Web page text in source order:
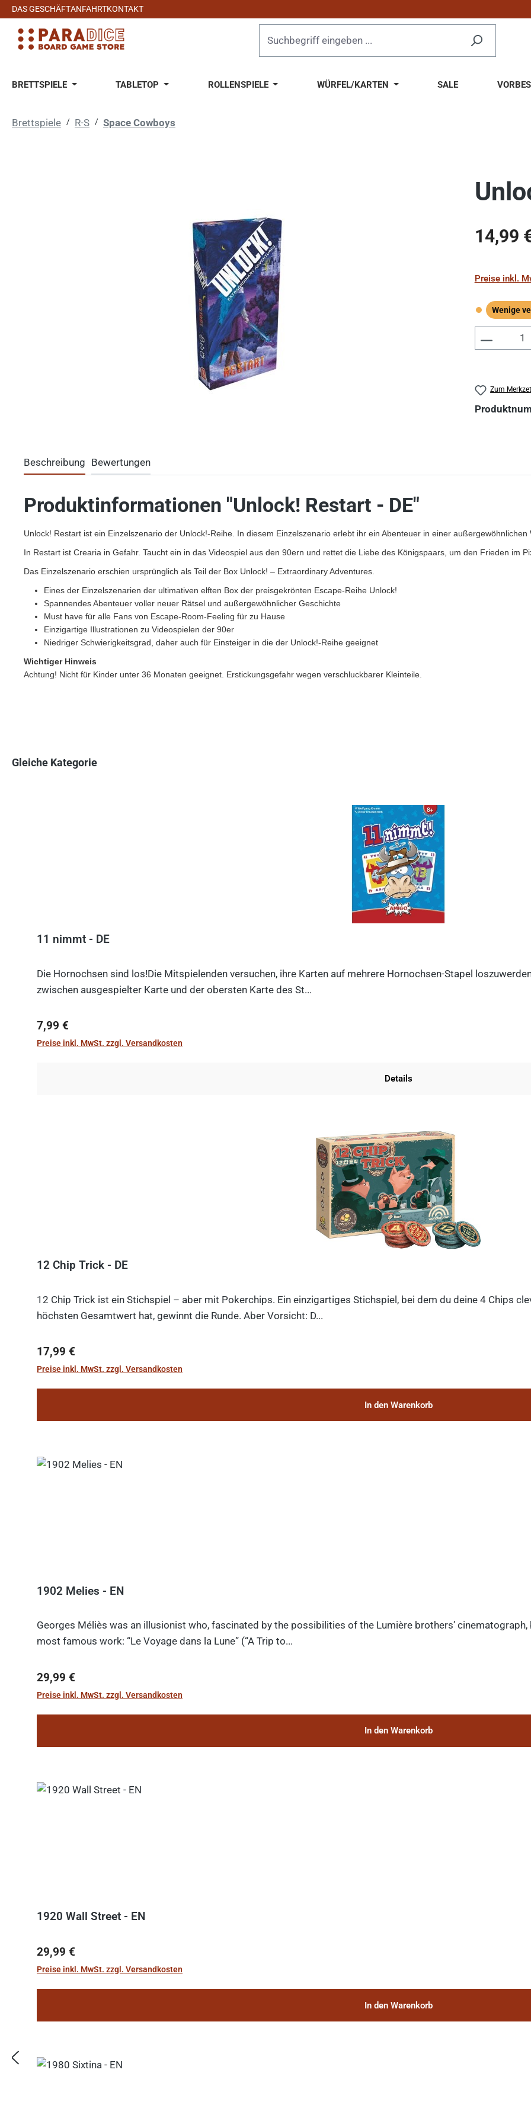
Hauptinhalt springen
Zur Suche springen
Zur Hauptnavigation springen
DAS GESCHÄFTANFAHRTKONTAKT
BRETTSPIELE TABLETOP ROLLENSPIELE WÜRFEL/KARTEN SALE
Brettspiele / R-S / Space Cowboys
Regulärer
14,99
Preise inkl.
Wenige
Wenige
Zum
Beschreibung Bewertungen
Produktinformationen "Unlock! Restart - DE"
Unlock! Restart ist ein Einzelszenario der Unlock!-Reihe. In diesem Einzelszenario erlebt ihr ein Abenteuer in einer außergewöhnlichen
In Restart ist Crearia in Gefahr. Taucht ein in das Videospiel aus den 90ern und rettet die Liebe des Königspaars, um den Frieden im
Das Einzelszenario erschien ursprünglich als Teil der Box Unlock! – Extraordinary Adventures.
Eines der Einzelszenarien der ultimativen elften Box der preisgekrönten Escape-Reihe Unlock!
Spannendes Abenteuer voller neuer Rätsel und außergewöhnlicher Geschichte
Must have für alle Fans von Escape-Room-Feeling für zu Hause
Einzigartige Illustrationen zu Videospielen der 90er
Niedriger Schwierigkeitsgrad, daher auch für Einsteiger in die der Unlock!-Reihe geeignet
Wichtiger Hinweis
Achtung! Nicht für Kinder unter 36 Monaten geeignet. Erstickungsgefahr wegen verschluckbarer Kleinteile.
Gleiche Kategorie
11 nimmt - DE
Die Hornochsen sind los!Die Mitspielenden versuchen, ihre Karten auf mehrere Hornochsen-Stapel
zwischen ausgespielter Karte und der obersten Karte des St...
Regulärer Preis:
7,99 €
Preise inkl. MwSt. zzgl. Versandkosten
Details
12 Chip Trick - DE
12 Chip Trick ist ein Stichspiel – aber mit Pokerchips. Ein einzigartiges Stichspiel, bei dem du deine 4 Chips
höchsten Gesamtwert hat, gewinnt die Runde. Aber Vorsicht: D...
Regulärer Preis:
17,99 €
Preise inkl. MwSt. zzgl. Versandkosten
In den Warenkorb
1902 Melies - EN
Georges Méliès was an illusionist who, fascinated by the possibilities of the Lumière brothers’
most famous work: “Le Voyage dans la Lune” (“A Trip to...
Regulärer Preis:
29,99 €
Preise inkl. MwSt. zzgl. Versandkosten
In den Warenkorb
1920 Wall Street - EN
Regulärer Preis:
29,99 €
Preise inkl. MwSt. zzgl. Versandkosten
In den Warenkorb